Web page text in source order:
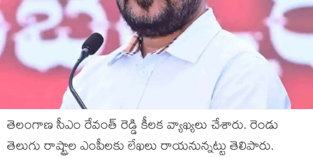
తెలంగాణ సీఎం రేవంత్ రెడ్డి కీల‌క వ్యాఖ్య‌లు చేశారు. రెండు
తెలుగు రాష్ట్రాల ఎంపీల‌కు లేఖ‌లు రాయ‌నున్న‌ట్టు తెలిపారు.